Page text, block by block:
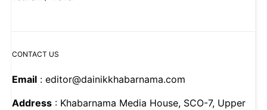
CONTACT US
Email : editor@dainikkhabarnama.com
Address : Khabarnama Media House, SCO-7, Upper